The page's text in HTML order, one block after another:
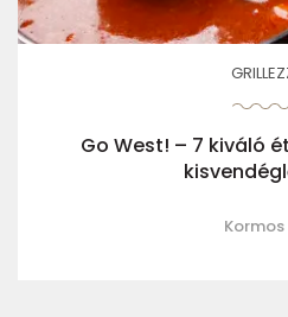
Go West! – 7 kiváló
Kormos